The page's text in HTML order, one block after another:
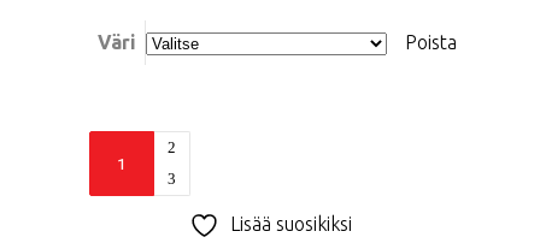
Väri Poista
sivunumerokilvet
DRZ400/KLX400
Lisää suosikiksi